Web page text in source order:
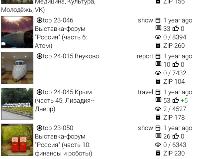
Молодёжь, VK)
top 23-046
Выставка-форум
"Россия" (часть 6:
Атом)
show  1 year ago
 33  0
visibility 0 / 8394
 ZIP 260
top 24-015 Внуково report  1 year ago
 10  0
visibility 0 / 7432
 ZIP 104
top 24-045 Крым
(часть 45: Ливадия--
Днепр)
travel  1 year ago
 53  +5
visibility 2 / 4527
 ZIP 178
top 23-050
Выставка-форум
"Россия" (часть 10:
финансы и роботы)
show  1 year ago
 26  0
visibility 0 / 6343
 ZIP 230